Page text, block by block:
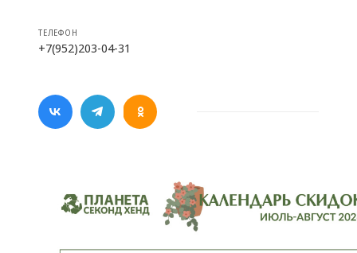
ТЕЛЕФОН
+7(952)203-04-31